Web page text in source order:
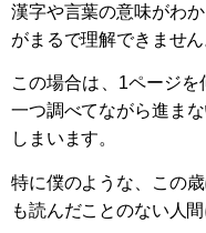
漢字や言葉の意味がわ
がまるで理解できません
この場合は、1ページ
一つ調べてながら進ま
しまいます。
特に僕のような、この
も読んだことのない人